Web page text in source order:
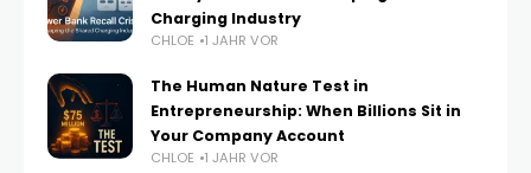
Charging Industry
CHLOE 1 JAHR VOR
The Human Nature Test in
Entrepreneurship: When Billions Sit in
Your Company Account
CHLOE 1 JAHR VOR